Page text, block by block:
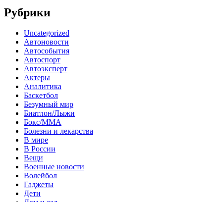
Рубрики
Uncategorized
Автоновости
Автособытия
Автоспорт
Автоэксперт
Актеры
Аналитика
Баскетбол
Безумный мир
Биатлон/Лыжи
Бокс/MMA
Болезни и лекарства
В мире
В России
Вещи
Военные новости
Волейбол
Гаджеты
Дети